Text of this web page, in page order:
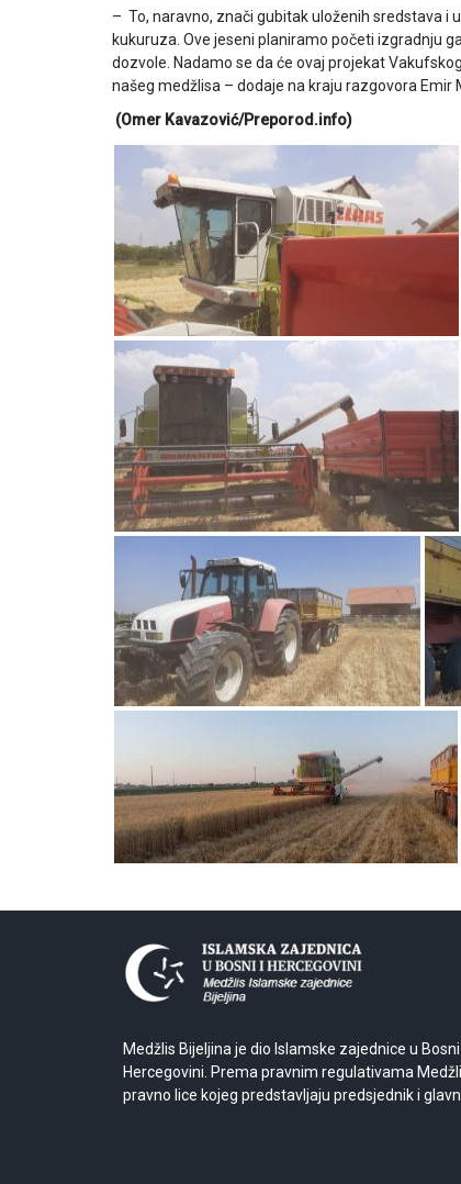
– To, naravno, znači gubitak uloženih sredstava
kukuruza. Ove jeseni planiramo početi izgradnju
dozvole. Nadamo se da će ovaj projekat
našeg medžlisa – dodaje na kraju razgovora Emir
(Omer Kavazović/Preporod.info)
Medžlis Bijeljina je dio Islamske zajednice u Bosni
Hercegovini. Prema pravnim regulativama
pravno lice kojeg predstavljaju predsjednik i